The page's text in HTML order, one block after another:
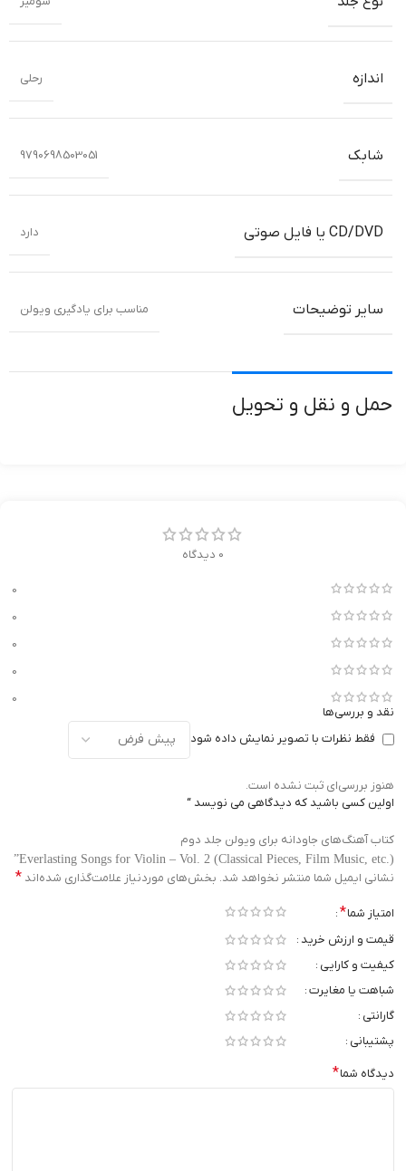
اندازه رحلی
شابک 9790698503051
CD/DVD یا فایل صوتی دارد
سایر توضیحات مناسب برای یادگیری ویولن
حمل و نقل و تحویل
0 دیدگاه
0
0
0
0
0
نقد و بررسی‌ها
فقط نظرات با تصویر نمایش داده شود
هنوز بررسی‌ای ثبت نشده است.
اولین کسی باشید که دیدگاهی می نویسد “
کتاب آهنگ‌های جاودانه برای ویولن جلد دوم
Everlasting Songs for Violin – Vol. 2 (Classical Pieces, Film Music, etc.)”
نشانی ایمیل شما منتشر نخواهد شد. بخش‌های موردنیاز علامت‌گذاری شده‌اند *
امتیاز شما*
قیمت و ارزش خرید
کیفیت و کارایی
شباهت یا مغایرت
گارانتی
پشتیبانی
دیدگاه شما*